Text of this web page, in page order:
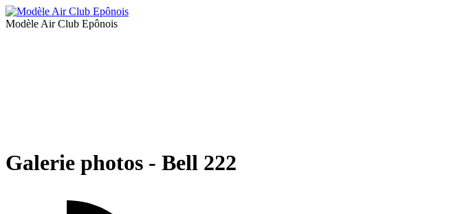
Modèle Air Club Epônois
Galerie photos - Bell 222